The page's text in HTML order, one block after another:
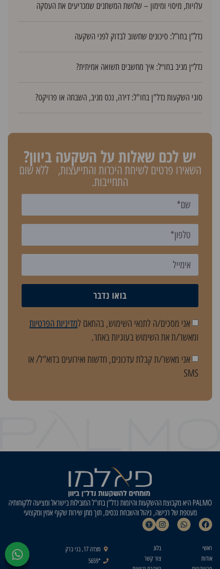
עלויות, מיסוי ומימון – שלושת המשתנים שמכריעים את העסקה
נדל”ן בחו”ל: סיכונים שחשוב לבדוק לפני השקעה
נדל״ן מניב בחו״ל: איך מחשבים תשואה אמיתית?
סוגי השקעות נדל"ן בחו"ל: דירה, נכס מניב, השבחה או פרויקט?
יש לכם שאלות על השקעה ביוון?
השאירו פרטים לשיחת היכרות והתייעצות, ללא שום
התחייבות.
אני מסכים/ה לתנאי השימוש, בהתאם למדיניות הפרטיות
ומאשר/ת את השימוש בעוגיות באתר.
אני מאשר/ת קבלת עדכונים, חדשות ואירועים בדוא"ל/ או
SMS
בואו נדבר
PALMO היא מקבוצת ההשקעות והיזמות נדל"ן בחו"ל המובילות בישראל ומציעה ללקוחותיה
מעטפת של רכישה, ניהול והשבחת נכסים, תוך מתן שירות שקוף אמין ומקצועי
ראשי
אודות
בלוג
צור קשר
מצדה 17, בני ברק
*5659